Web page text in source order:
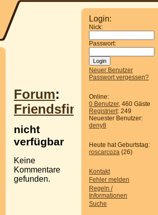
Login:
Nick:
Passwort:
Neuer Benutzer
Passwort vergessen?
Online:
0 Benutzer, 460 Gäste
Registriert: 249
Neuester Benutzer:
deny8
Heute hat Geburtstag:
roscarcoza (26)
Kontakt
Fehler melden
Regeln /
Informationen
Suche
Forum:
Friendsfinder
nicht
verfügbar
Keine
Kommentare
gefunden.